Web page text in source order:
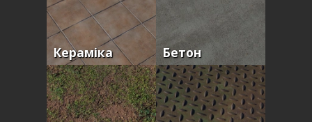
Кераміка Бетон